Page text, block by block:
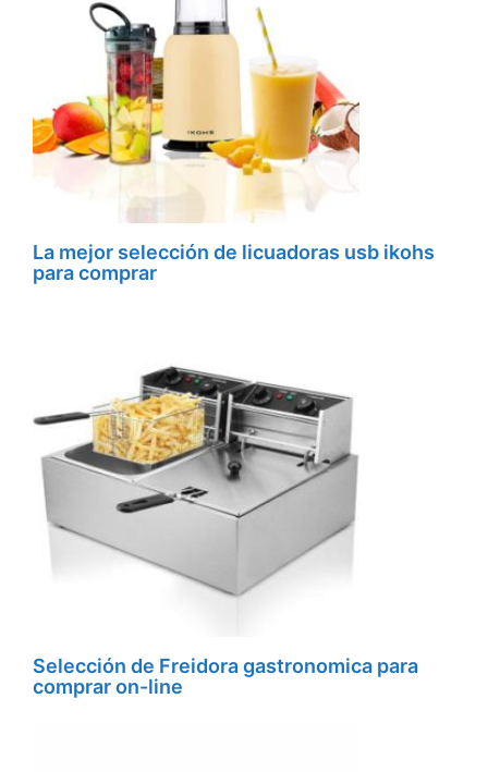
La mejor selección de licuadoras usb ikohs
para comprar
Selección de Freidora gastronomica para
comprar on-line